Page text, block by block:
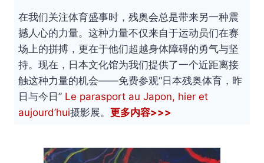
在我们关注体育盛事时，残奥会总是带来另一种震
撼人心的力量。这种力量不仅来自于运动员们在赛
场上的拼搏，更在于他们超越身体障碍的勇气与坚
持。现在，日本文化馆为我们提供了一个近距离接
触这种力量的机会——免费参观“日本残奥体育，昨
日与今日” Le parasport au Japon, hier et
aujourd’hui摄影展。更多内容>>>